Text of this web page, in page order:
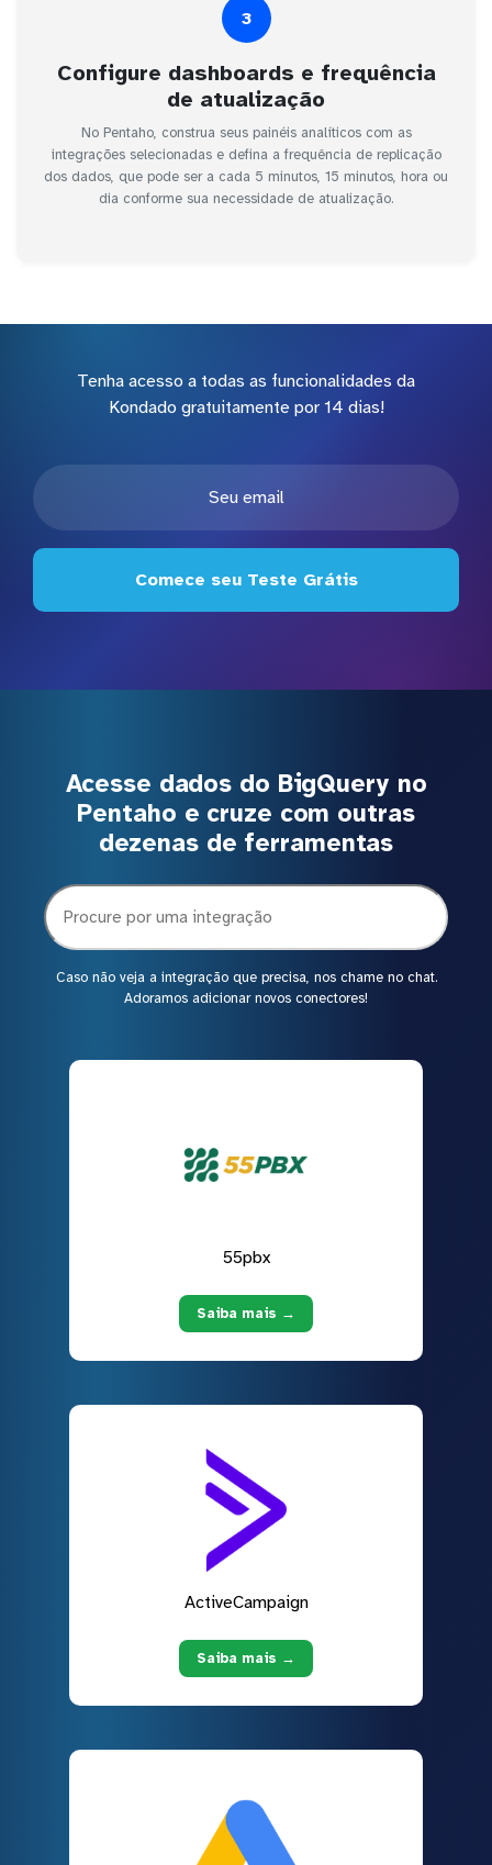
3
Configure dashboards e frequência
de atualização
No Pentaho, construa seus painéis analíticos com as
integrações selecionadas e defina a frequência de replicação
dos dados, que pode ser a cada 5 minutos, 15 minutos, hora ou
dia conforme sua necessidade de atualização.
Tenha acesso a todas as funcionalidades da
Kondado gratuitamente por 14 dias!
Comece seu Teste Grátis
Acesse dados do BigQuery no
Pentaho e cruze com outras
dezenas de ferramentas
Caso não veja a integração que precisa, nos chame no chat.
Adoramos adicionar novos conectores!
55pbx
Saiba mais →
ActiveCampaign
Saiba mais →